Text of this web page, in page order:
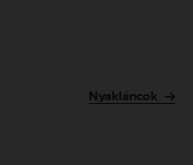
Nyakláncok